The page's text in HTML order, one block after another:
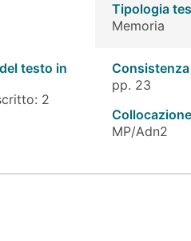
Tipologia
Memoria
testo in
2
Consistenza
pp. 23
Collocazione
MP/Adn2